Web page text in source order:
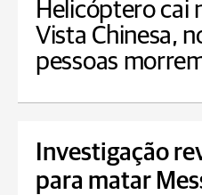
Helicóptero cai
Vista Chinesa,
pessoas
Investigação
para matar